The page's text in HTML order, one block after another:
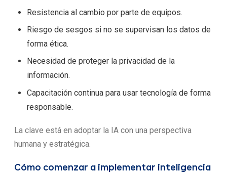
Resistencia al cambio por parte de equipos.
Riesgo de sesgos si no se supervisan los datos de
forma ética.
Necesidad de proteger la privacidad de la
información.
Capacitación continua para usar tecnología de forma
responsable.
La clave está en adoptar la IA con una perspectiva
humana y estratégica.
Cómo comenzar a implementar inteligencia